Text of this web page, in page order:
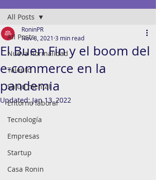
All Posts
Nueva normalidad
Talento
Salud mental
Entorno laboral
Tecnología
Empresas
Startup
Casa Ronin
All Posts
El Buen Fin y el boom del
e-commerce en la
pandemia
RoninPR
Nov 8, 2021 3 min read
Updated:Jan 13, 2022